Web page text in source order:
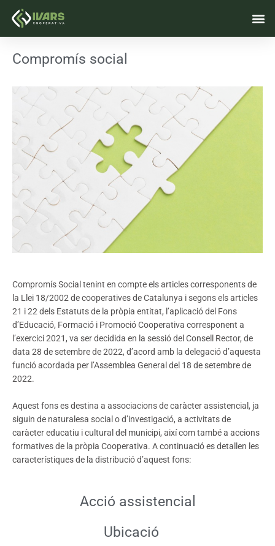
Compromís social
Compromís Social tenint en compte els articles corresponents de
la Llei 18/2002 de cooperatives de Catalunya i segons els articles
21 i 22 dels Estatuts de la pròpia entitat, l’aplicació del Fons
d’Educació, Formació i Promoció Cooperativa corresponent a
l’exercici 2021, va ser decidida en la sessió del Consell Rector, de
data 28 de setembre de 2022, d’acord amb la delegació d’aquesta
funció acordada per l’Assemblea General del 18 de setembre de
2022.
Aquest fons es destina a associacions de caràcter assistencial, ja
siguin de naturalesa social o d’investigació, a activitats de
caràcter educatiu i cultural del municipi, així com també a accions
formatives de la pròpia Cooperativa. A continuació es detallen les
característiques de la distribució d’aquest fons:
Acció assistencial
Ubicació